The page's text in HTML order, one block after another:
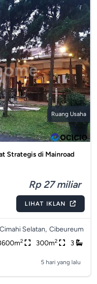
Ruang Usaha
Strategis di Mainroad
Rp 27 miliar
LIHAT IKLAN
Cimahi Selatan, Cibeureum
2 300m2 3
5 hari yang lalu